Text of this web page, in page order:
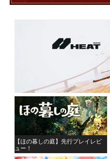
【ほの暮しの庭】先行プレイレビ
ュー！